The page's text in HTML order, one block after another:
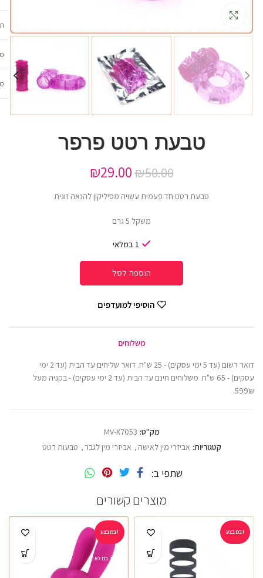
טבעת רטט פרפר
₪50.00
₪29.00
טבעת רטט חד פעמית עשויה מסיליקון להנאה זוגית
משקל 5 גרם
1 במלאי
הוספה לסל
הוסיפי למועדפים
משלוחים
דואר רשום (עד 5 ימי עסקים) - 25 ש"ח. דואר שליחים עד הבית (עד 2 ימי
עסקים) - 65 ש"ח. משלוחים חינם עד הבית (עד 2 ימי עסקים) - בקניה מעל
599₪.
מק"ט: MV-X7053
קטגוריות: אביזרי מין לאישה , אביזרי מין לגבר , טבעות רטט
שתפי ב
מוצרים קשורים
במבצע! במבצע!
אזל במלאי